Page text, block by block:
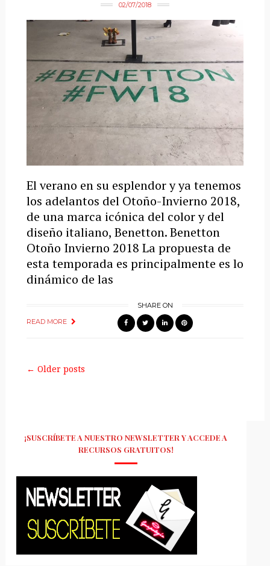
02/07/2018
El verano en su esplendor y ya tenemos
los adelantos del Otoño-Invierno 2018,
de una marca icónica del color y del
diseño italiano, Benetton. Benetton
Otoño Invierno 2018 La propuesta de
esta temporada es principalmente es lo
dinámico de las
READ MORE
SHARE ON
← Older posts
¡SUSCRÍBETE A NUESTRO NEWSLETTER Y ACCEDE A
RECURSOS GRATUITOS!